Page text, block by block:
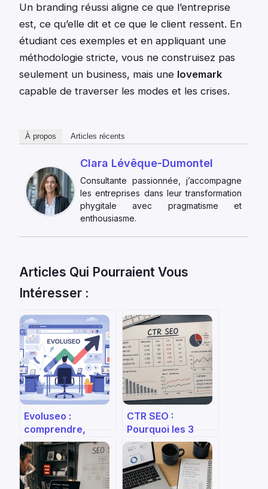
Un branding réussi aligne ce que l’entreprise
est, ce qu’elle dit et ce que le client ressent. En
étudiant ces exemples et en appliquant une
méthodologie stricte, vous ne construisez pas
seulement un business, mais une lovemark
capable de traverser les modes et les crises.
À propos Articles récents
Clara Lévêque-Dumontel
Consultante passionnée, j’accompagne
les entreprises dans leur transformation
phygitale avec pragmatisme et
enthousiasme.
Articles Qui Pourraient Vous
Intéresser :
Evoluseo :
comprendre,
évaluer et tirer
parti de cette
agence seo
CTR SEO :
Pourquoi les 3
premiers résultats
captent 70% des
clics et comment
optimiser le vôtre